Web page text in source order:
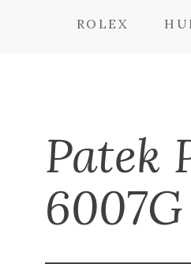
ROLEX
Patek